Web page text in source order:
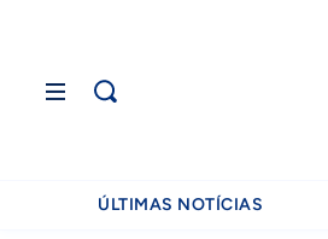
ÚLTIMAS NOTÍCIAS